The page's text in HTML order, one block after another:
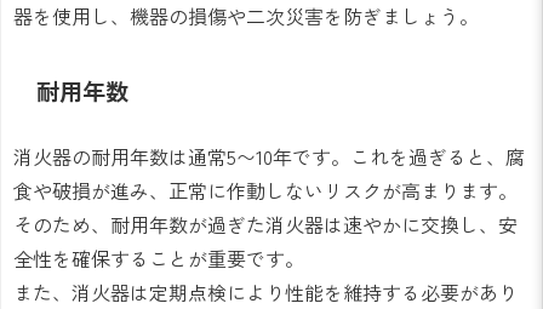
器を使用し、機器の損傷や二次災害を防ぎましょう。
耐用年数
消火器の耐用年数は通常5〜10年です。これを過ぎると、腐
食や破損が進み、正常に作動しないリスクが高まります。
そのため、耐用年数が過ぎた消火器は速やかに交換し、安
全性を確保することが重要です。
また、消火器は定期点検により性能を維持する必要があり